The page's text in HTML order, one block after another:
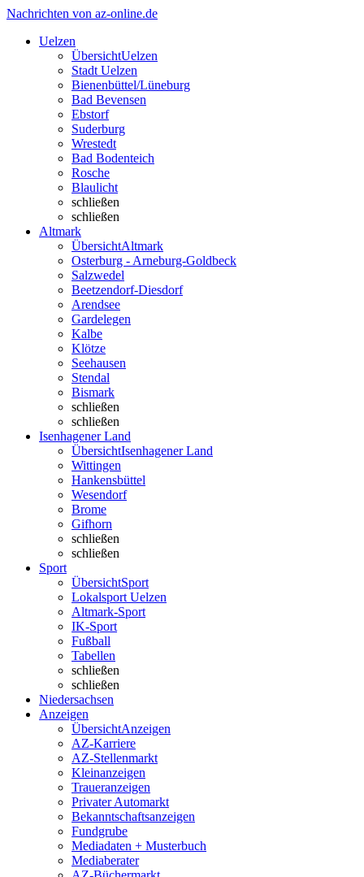
Nachrichten von az-online.de
Uelzen
ÜbersichtUelzen
Stadt Uelzen
Bienenbüttel/Lüneburg
Bad Bevensen
Ebstorf
Suderburg
Wrestedt
Bad Bodenteich
Rosche
Blaulicht
schließen
schließen
Altmark
ÜbersichtAltmark
Osterburg - Arneburg-Goldbeck
Salzwedel
Beetzendorf-Diesdorf
Arendsee
Gardelegen
Kalbe
Klötze
Seehausen
Stendal
Bismark
schließen
schließen
Isenhagener Land
ÜbersichtIsenhagener Land
Wittingen
Hankensbüttel
Wesendorf
Brome
Gifhorn
schließen
schließen
Sport
ÜbersichtSport
Lokalsport Uelzen
Altmark-Sport
IK-Sport
Fußball
Tabellen
schließen
schließen
Niedersachsen
Anzeigen
ÜbersichtAnzeigen
AZ-Karriere
AZ-Stellenmarkt
Kleinanzeigen
Traueranzeigen
Privater Automarkt
Bekanntschaftsanzeigen
Fundgrube
Mediadaten + Musterbuch
Mediaberater